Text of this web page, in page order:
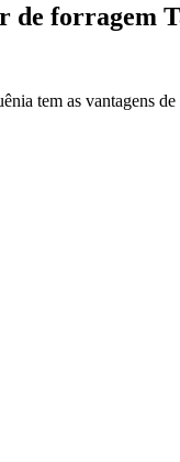
de forragem
tem as vantagens